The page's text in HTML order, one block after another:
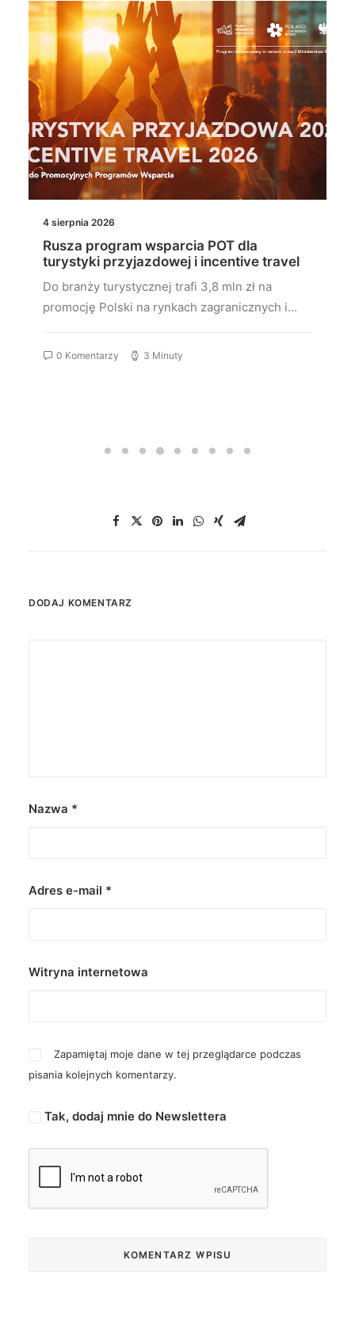
4 sierpnia 2026
Rusza program wsparcia POT dla
turystyki przyjazdowej i incentive travel
Do branży turystycznej trafi 3,8 mln zł na
promocję Polski na rynkach zagranicznych i…
0 Komentarzy 3 Minuty
DODAJ KOMENTARZ
Nazwa *
Adres e-mail *
Witryna internetowa
Zapamiętaj moje dane w tej przeglądarce podczas
pisania kolejnych komentarzy.
Tak, dodaj mnie do Newslettera